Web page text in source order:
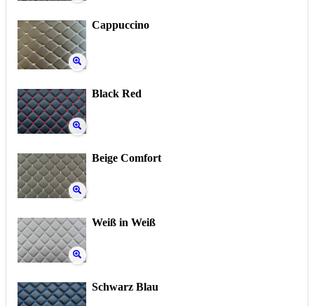
Cappuccino
Black Red
Beige Comfort
Weiß in Weiß
Schwarz Blau